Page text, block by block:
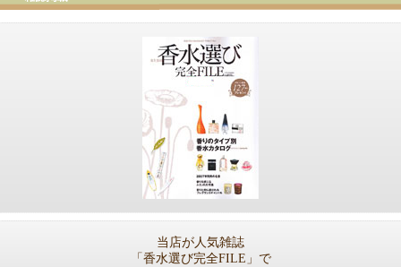
当店が人気雑誌
「香水選び完全FILE」で